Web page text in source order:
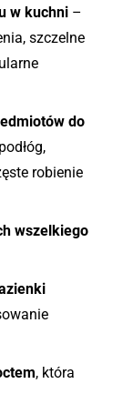
w kuchni –
szczelne
do
robienie
wszelkiego
, która